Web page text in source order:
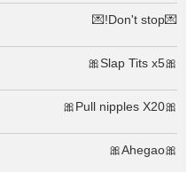
💌Don't stop!💌
🎀Slap Tits x5🎀
🎀Pull nipples X20🎀
🎀Ahegao🎀